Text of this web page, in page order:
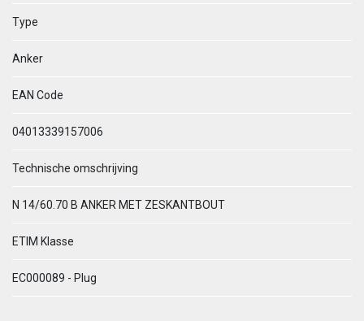
Type
Anker
EAN Code
04013339157006
Technische omschrijving
N 14/60.70 B ANKER MET ZESKANTBOUT
ETIM Klasse
EC000089 - Plug